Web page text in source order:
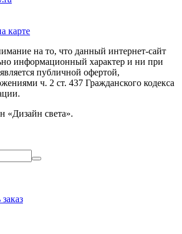
карте
на то, что данный интернет-сайт
информационный характер и ни при
публичной офертой,
ч. 2 ст. 437 Гражданского кодекса
«Дизайн света».